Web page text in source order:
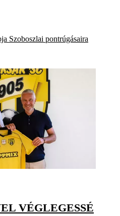
Szoboszlai pontrúgásaira
VÉGLEGESSÉ